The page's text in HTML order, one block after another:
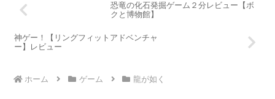
恐竜の化石発掘ゲーム２分レビュー【ボ
クと博物館】
神ゲー！【リングフィットアドベンチャ
ー】レビュー
ホーム ゲーム 龍が如く